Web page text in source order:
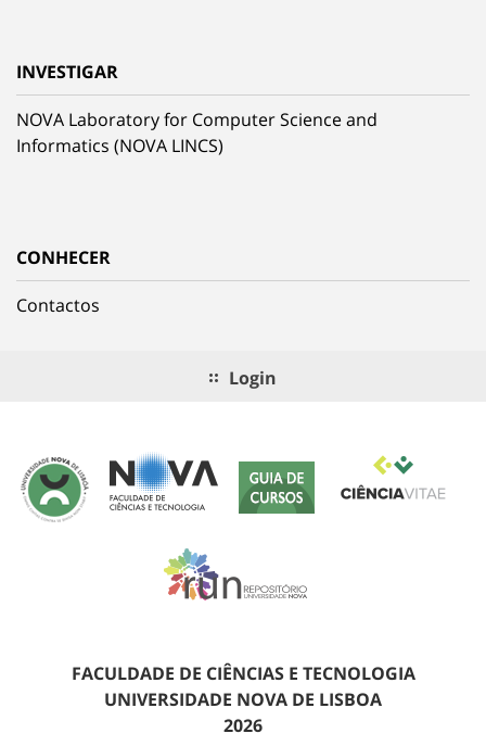
INVESTIGAR
NOVA Laboratory for Computer Science and
Informatics (NOVA LINCS)
CONHECER
Contactos
Login
FACULDADE DE CIÊNCIAS E TECNOLOGIA
UNIVERSIDADE NOVA DE LISBOA
2026